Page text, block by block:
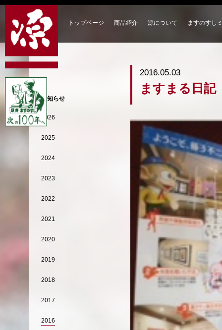
トップページ 商品紹介 源について ますのすし
2016.05.03
ますまる日記
お知らせ
2026
2025
2024
2023
2022
2021
2020
2019
2018
2017
2016